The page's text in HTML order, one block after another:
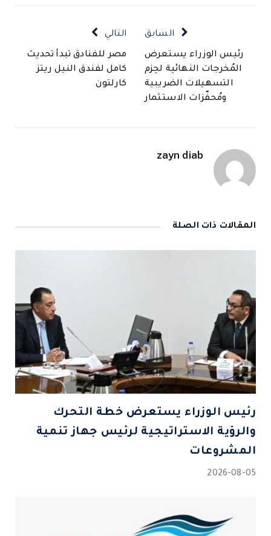
السابق
رئيس الوزراء يستعرض
المُخرجات النهائية لحِزم
التسهيلات الضريبية
ومُحفّزات الاستثمار
التالي
مصر للفنادق تبدأ تحديث
كامل لفندق النيل ريتز
كارلتون
zayn diab
المقالات ذات الصلة
رئيس الوزراء يستعرض خطة التحرك
والرؤية الاستراتيجية لرئيس جهاز تنمية
المشروعات
2026-08-05